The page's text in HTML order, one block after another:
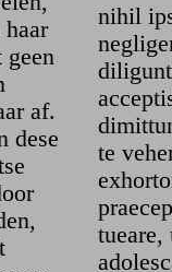
geen
af.
dese
nihil
te